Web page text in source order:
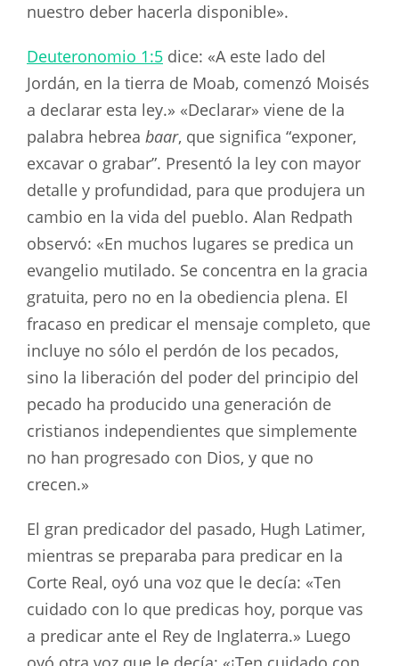
nuestro deber hacerla disponible».
Deuteronomio 1:5 dice: «A este lado del
Jordán, en la tierra de Moab, comenzó Moisés
a declarar esta ley.» «Declarar» viene de la
palabra hebrea baar, que significa “exponer,
excavar o grabar”. Presentó la ley con mayor
detalle y profundidad, para que produjera un
cambio en la vida del pueblo. Alan Redpath
observó: «En muchos lugares se predica un
evangelio mutilado. Se concentra en la gracia
gratuita, pero no en la obediencia plena. El
fracaso en predicar el mensaje completo, que
incluye no sólo el perdón de los pecados,
sino la liberación del poder del principio del
pecado ha producido una generación de
cristianos independientes que simplemente
no han progresado con Dios, y que no
crecen.»
El gran predicador del pasado, Hugh Latimer,
mientras se preparaba para predicar en la
Corte Real, oyó una voz que le decía: «Ten
cuidado con lo que predicas hoy, porque vas
a predicar ante el Rey de Inglaterra.» Luego